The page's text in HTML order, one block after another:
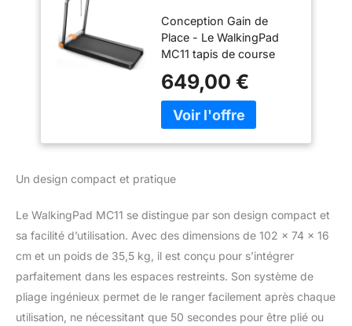
Marche avec
Guidon pour Maison
et Bureau, Pliage
Vertical, Affichage
LED, Aucune
Assemblée Requise
Conception Gain de
Place - Le WalkingPad
MC11 tapis de course
son design à double
pliage, se
métamorphosant
54,7 x 12,9 centimètres.
restreints, il se range en
position verticale ou se
glisse sous les canapés
déconcertante, offrant
une solution d'économie
d'espace qui permet de
649,00 €
Un design compact et pratique
Le WalkingPad MC11 se distingue par son design compact et
sa facilité d’utilisation. Avec des dimensions de 102 x 74 x 16
cm et un poids de 35,5 kg, il est conçu pour s’intégrer
parfaitement dans les espaces restreints. Son système de
pliage ingénieux permet de le ranger facilement après chaque
utilisation, ne nécessitant que 50 secondes pour être plié ou